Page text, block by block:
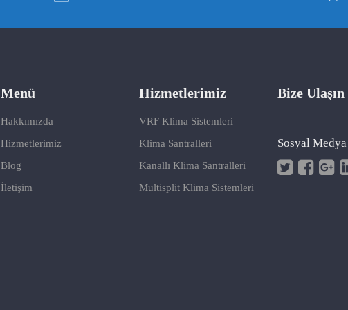
Menü
Hakkımızda
Hizmetlerimiz
Blog
İletişim
Hizmetlerimiz
VRF Klima Sistemleri
Klima Santralleri
Kanallı Klima Santralleri
Multisplit Klima Sistemleri
Bize Ulaşın
Sosyal Medya